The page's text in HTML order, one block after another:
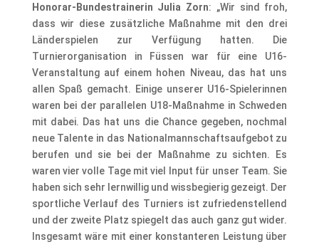
Honorar-Bundestrainerin Julia Zorn: „Wir sind froh,
dass wir diese zusätzliche Maßnahme mit den drei
Länderspielen zur Verfügung hatten. Die
Turnierorganisation in Füssen war für eine U16-
Veranstaltung auf einem hohen Niveau, das hat uns
allen Spaß gemacht. Einige unserer U16-Spielerinnen
waren bei der parallelen U18-Maßnahme in Schweden
mit dabei. Das hat uns die Chance gegeben, nochmal
neue Talente in das Nationalmannschaftsaufgebot zu
berufen und sie bei der Maßnahme zu sichten. Es
waren vier volle Tage mit viel Input für unser Team. Sie
haben sich sehr lernwillig und wissbegierig gezeigt. Der
sportliche Verlauf des Turniers ist zufriedenstellend
und der zweite Platz spiegelt das auch ganz gut wider.
Insgesamt wäre mit einer konstanteren Leistung über